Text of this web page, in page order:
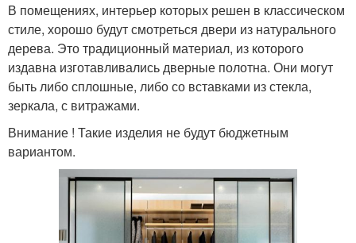
В помещениях, интерьер которых решен в классическом
стиле, хорошо будут смотреться двери из натурального
дерева. Это традиционный материал, из которого
издавна изготавливались дверные полотна. Они могут
быть либо сплошные, либо со вставками из стекла,
зеркала, с витражами.
Внимание ! Такие изделия не будут бюджетным
вариантом.